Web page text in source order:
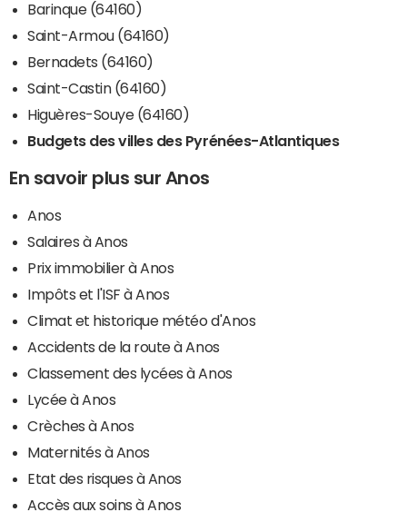
Barinque (64160)
Saint-Armou (64160)
Bernadets (64160)
Saint-Castin (64160)
Higuères-Souye (64160)
Budgets des villes des Pyrénées-Atlantiques
En savoir plus sur Anos
Anos
Salaires à Anos
Prix immobilier à Anos
Impôts et l'ISF à Anos
Climat et historique météo d'Anos
Accidents de la route à Anos
Classement des lycées à Anos
Lycée à Anos
Crèches à Anos
Maternités à Anos
Etat des risques à Anos
Accès aux soins à Anos